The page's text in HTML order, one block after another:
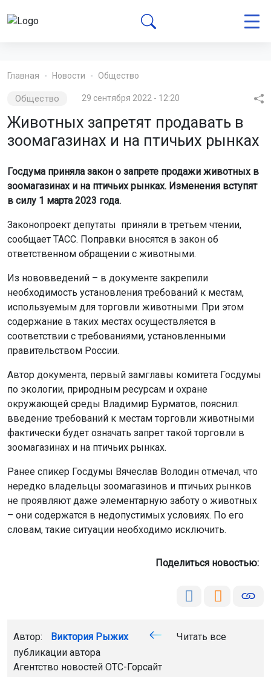
Главная Новости Общество
Общество 29 сентября 2022 - 12:20
Животных запретят продавать в
зоомагазинах и на птичьих рынках
Госдума приняла закон о запрете продажи животных в
зоомагазинах и на птичьих рынках. Изменения вступят
в силу 1 марта 2023 года.
Законопроект депутаты приняли в третьем чтении,
сообщает ТАСС. Поправки вносятся в закон об
ответственном обращении с животными.
Из нововведений – в документе закрепили
необходимость установления требований к местам,
используемым для торговли животными. При этом
содержание в таких местах осуществляется в
соответствии с требованиями, установленными
правительством России.
Автор документа, первый замглавы комитета Госдумы
по экологии, природным ресурсам и охране
окружающей среды Владимир Бурматов, пояснил:
введение требований к местам торговли животными
фактически будет означать запрет такой торговли в
зоомагазинах и на птичьих рынках.
Ранее спикер Госдумы Вячеслав Володин отмечал, что
нередко владельцы зоомагазинов и птичьих рынков
не проявляют даже элементарную заботу о животных
– они содержатся в недопустимых условиях. По его
словам, такие ситуации необходимо исключить.
Поделиться новостью:
Автор: Виктория Рыжих
Читать все
публикации автора
Агентство новостей ОТС-Горсайт